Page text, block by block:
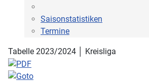
Saisonstatistiken
Termine
Tabelle 2023/2024 │ Kreisliga